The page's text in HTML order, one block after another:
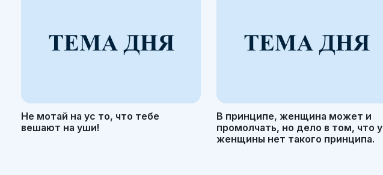
Не мотай на ус то, что тебе
вешают на уши!
В принципе, женщина может и
промолчать, но дело в том, что у
женщины нет такого принципа.